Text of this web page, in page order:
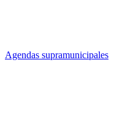
Agendas supramunicipales